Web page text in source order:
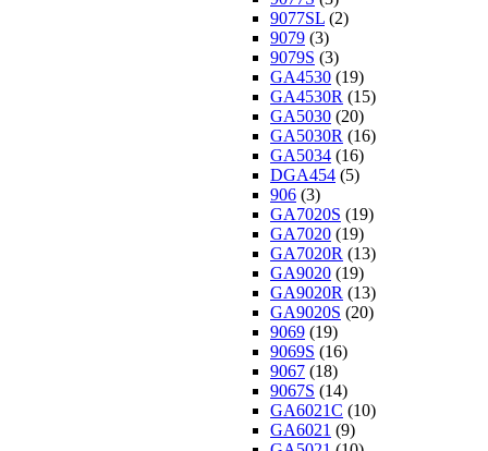
9077SL (2)
9079 (3)
9079S (3)
GA4530 (19)
GA4530R (15)
GA5030 (20)
GA5030R (16)
GA5034 (16)
DGA454 (5)
906 (3)
GA7020S (19)
GA7020 (19)
GA7020R (13)
GA9020 (19)
GA9020R (13)
GA9020S (20)
9069 (19)
9069S (16)
9067 (18)
9067S (14)
GA6021C (10)
GA6021 (9)